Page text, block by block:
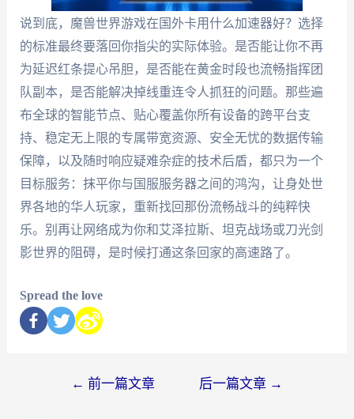
说到底，魔兽世界游戏在国外卡用什么加速器好？选择
的标准最终要落回你指尖的实际体验。是否能让你不再
为延迟红条提心吊胆，是否能在黄金时段也流畅指挥团
队副本，是否能解决掉线重连令人抓狂的问题。那些遍
布全球的智能节点、贴心覆盖你所有设备的跨平台支
持、稳定无上限的专属带宽资源、安全无忧的数据传输
保障，以及随时响应疑难杂症的技术后盾，都只为一个
目标服务：抹平你与国服服务器之间的鸿沟，让身处世
界各地的华人玩家，重新找回那份流畅战斗的纯粹快
乐。别再让网络成为你和艾泽拉斯、坦克战场或刀光剑
影世界的阻碍，是时候打通这条回家的高速路了。
Spread the love
← 前一篇文章 后一篇文章 →